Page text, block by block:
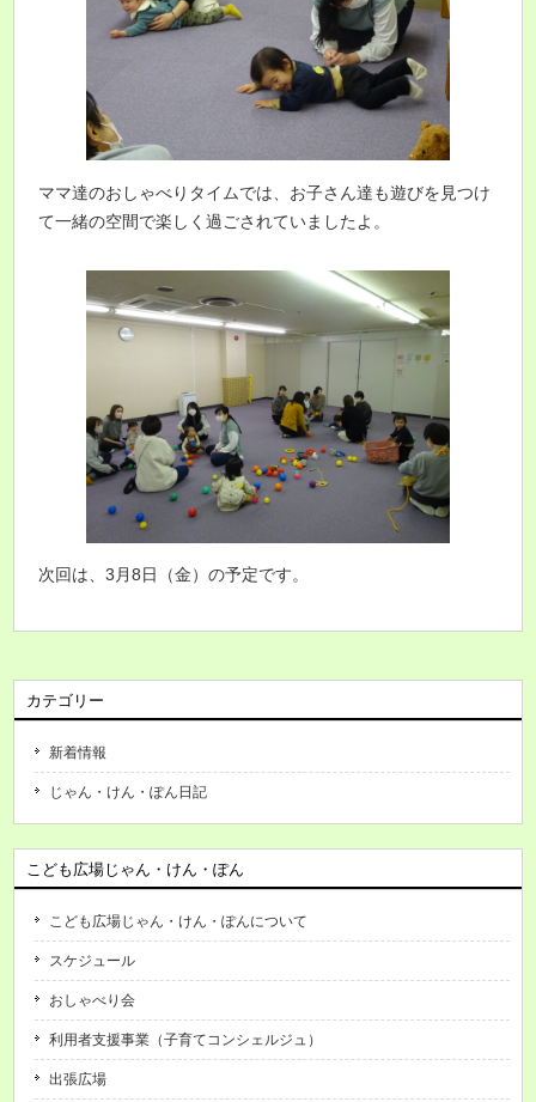
ママ達のおしゃべりタイムでは、お子さん達も遊びを見つけ
て一緒の空間で楽しく過ごされていましたよ。
次回は、3月8日（金）の予定です。
カテゴリー
新着情報
じゃん・けん・ぽん日記
こども広場じゃん・けん・ぽん
こども広場じゃん・けん・ぽんについて
スケジュール
おしゃべり会
利用者支援事業（子育てコンシェルジュ）
出張広場